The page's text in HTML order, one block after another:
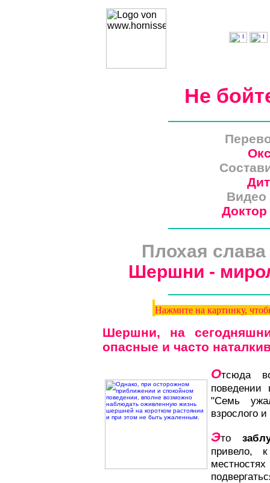
Не
Видео
Плохая слава
Шершни -
Нажмите на картинку,
Шершни, на
опасные и часто
Отсюда
"Семь
взрослого
Это
привело,